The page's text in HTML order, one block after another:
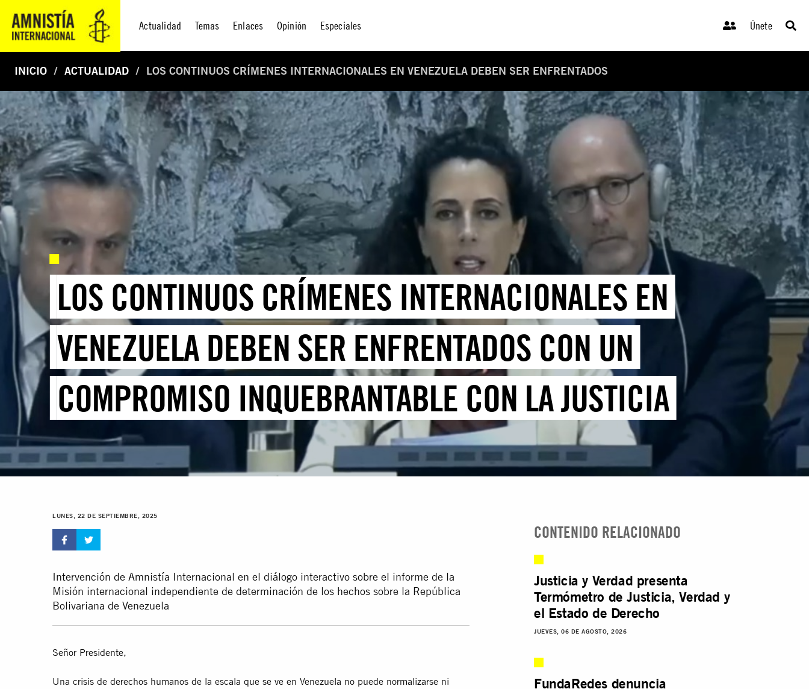
Actualidad Temas Enlaces Opinión Especiales Únete
INICIO ACTUALIDAD LOS CONTINUOS CRÍMENES INTERNACIONALES EN VENEZUELA DEBEN SER ENFRENTADOS
LOS CONTINUOS CRÍMENES INTERNACIONALES EN
VENEZUELA DEBEN SER ENFRENTADOS CON UN
COMPROMISO INQUEBRANTABLE CON LA JUSTICIA
LUNES, 22 DE SEPTIEMBRE, 2025
Intervención de Amnistía Internacional en el diálogo interactivo sobre el informe de la
Misión internacional independiente de determinación de los hechos sobre la República
Bolivariana de Venezuela
Señor Presidente,
Una crisis de derechos humanos de la escala que se ve en Venezuela no puede normalizarse ni
CONTENIDO RELACIONADO
Justicia y Verdad presenta
Termómetro de Justicia, Verdad y
el Estado de Derecho
JUEVES, 06 DE AGOSTO, 2026
FundaRedes denuncia